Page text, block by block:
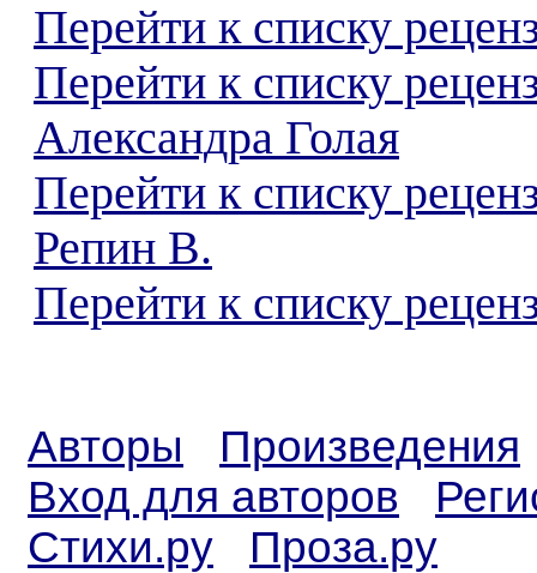
Перейти к списку
Перейти к списку
Александра Голая
Перейти к списку
Репин В.
Перейти к списку
Авторы
Произведения
Вход для авторов
Стихи.ру
Проза.ру